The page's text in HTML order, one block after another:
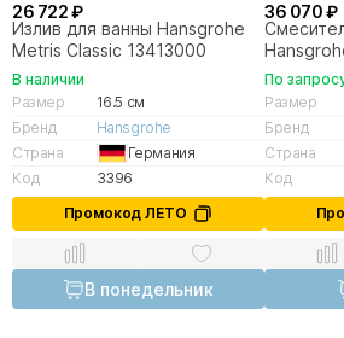
26 722 ₽
Излив для ванны Hansgrohe
Metris Сlassic 13413000
В наличии
Размер
16.5 см
Бренд
Hansgrohe
Страна
Германия
Код
3396
Промокод ЛЕТО
В понедельник
36 070 ₽
По
Размер
Бренд
Страна
Код